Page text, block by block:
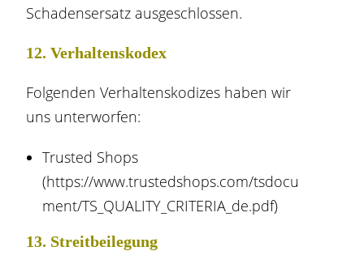
Schadensersatz ausgeschlossen.
12. Verhaltenskodex​​​​​​​
Folgenden Verhaltenskodizes haben wir
uns unterworfen:
Trusted Shops
(https://www.trustedshops.com/tsdocu
ment/TS_QUALITY_CRITERIA_de.pdf)
13. Streitbeilegung​​​​​​​